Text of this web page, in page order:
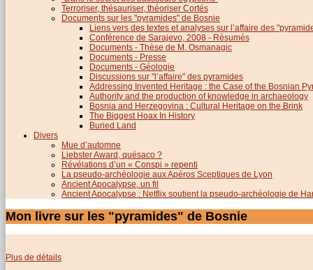
Terroriser, thésauriser, théoriser Cortés
Documents sur les "pyramides" de Bosnie
Liens vers des textes et analyses sur l’affaire des
Conférence de Sarajevo, 2008 - Résumés
Documents - Thèse de M. Osmanagic
Documents - Presse
Documents - Géologie
Discussions sur "l’affaire" des pyramides
Addressing Invented Heritage : the Case of the Bosnian
Authority and the production of knowledge in archaeology
Bosnia and Herzegovina : Cultural Heritage on the Brink
The Biggest Hoax In History
Buried Land
Divers
Mue d’automne
Liebster Award, quésaco ?
Révélations d’un « Conspi » repenti
La pseudo-archéologie aux Apéros Sceptiques de Lyon
Ancient Apocalypse, un fil
Ancient Apocalypse : Netflix soutient la pseudo-archéologie de
Mon livre sur les "pyramides" de Bosnie
Plus de détails